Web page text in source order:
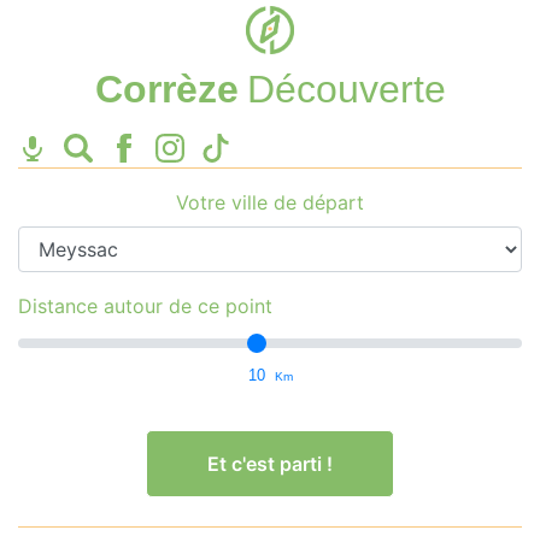
Corrèze Découverte
Votre ville de départ
Distance autour de ce point
10 Km
Et c'est parti !